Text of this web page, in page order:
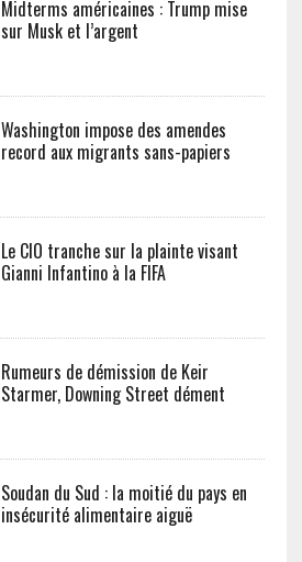
Midterms américaines : Trump mise
sur Musk et l’argent
Washington impose des amendes
record aux migrants sans-papiers
Le CIO tranche sur la plainte visant
Gianni Infantino à la FIFA
Rumeurs de démission de Keir
Starmer, Downing Street dément
Soudan du Sud : la moitié du pays en
insécurité alimentaire aiguë